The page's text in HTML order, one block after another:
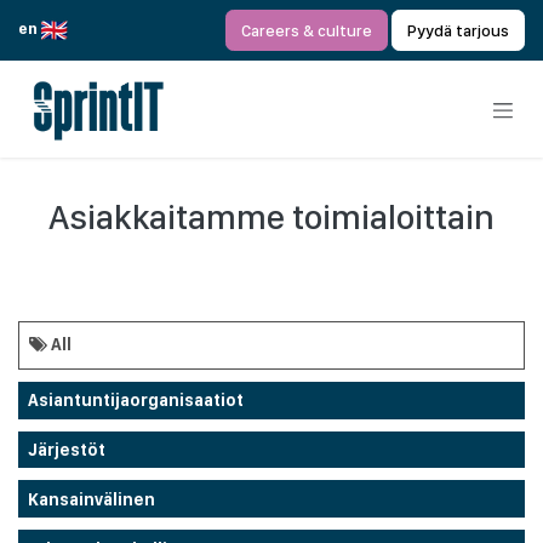
en
Careers & culture Pyydä tarjous
Asiakkaitamme toimialoittain
All
Asiantuntijaorganisaatiot
Järjestöt
Kansainvälinen